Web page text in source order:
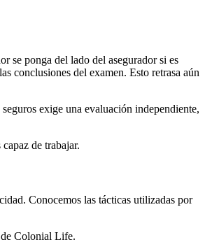
se ponga del lado del asegurador si es
conclusiones del examen. Esto retrasa aún
exige una evaluación independiente,
de trabajar.
Conocemos las tácticas utilizadas por
de Colonial Life.